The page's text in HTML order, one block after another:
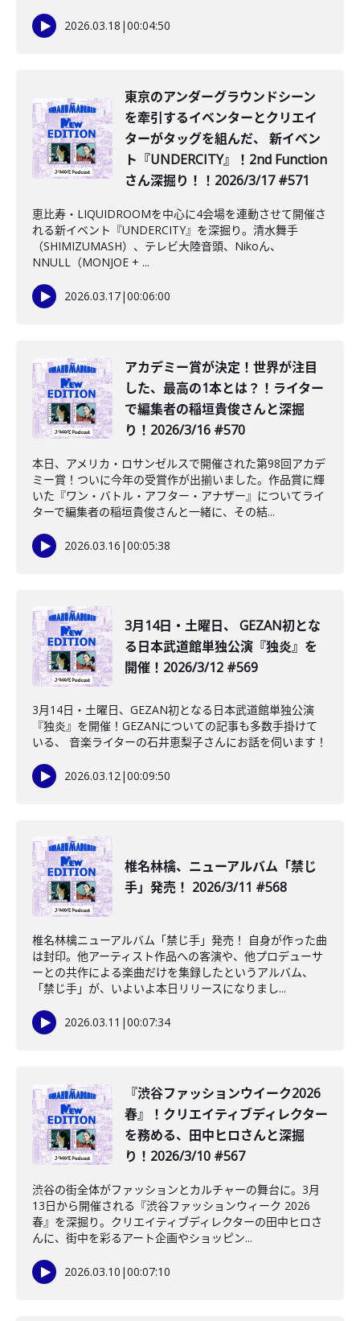
2026.03.18 |00:04:50
東京のアンダーグラウンドシーン
を牽引するイベンターとクリエイ
ターがタッグを組んだ、 新イベン
ト『UNDERCITY』！2nd Function
さん深掘り！！2026/3/17 #571
恵比寿・LIQUIDROOMを中心に4会場を連動させて開催さ
れる新イベント『UNDERCITY』を深掘り。清水舞手
（SHIMIZUMASH）、テレビ大陸音頭、Nikoん、
NNULL（MONJOE + ...
2026.03.17|00:06:00
️アカデミー賞が決定！世界が注目
した、最高の1本とは？！ライター
で編集者の稲垣貴俊さんと深掘
り！2026/3/16 #570
本日、アメリカ・ロサンゼルスで開催された第98回アカデ
ミー賞！ついに今年の受賞作が出揃いました。作品賞に輝
いた『ワン・バトル・アフター・アナザー』についてライ
ターで編集者の稲垣貴俊さんと一緒に、その結...
2026.03.16 |00:05:38
3月14日・土曜日、 GEZAN初とな
る日本武道館単独公演『独炎』を
開催！2026/3/12 #569
3月14日・土曜日、GEZAN初となる日本武道館単独公演
『独炎』を開催！GEZANについての記事も多数手掛けて
いる、 音楽ライターの石井恵梨子さんにお話を伺います！
2026.03.12|00:09:50
椎名林檎、ニューアルバム「禁じ
手」発売！ 2026/3/11 #568
椎名林檎ニューアルバム「禁じ手」発売！ 自身が作った曲
は封印。他アーティスト作品への客演や、他プロデューサ
ーとの共作による楽曲だけを集録したというアルバム、
「禁じ手」が、いよいよ本日リリースになりまし...
2026.03.11 |00:07:34
『渋谷ファッションウイーク2026
春』！クリエイティブディレクター
を務める、田中ヒロさんと深掘
り！2026/3/10 #567
渋谷の街全体がファッションとカルチャーの舞台に。3月
13日から開催される『渋谷ファッションウィーク 2026
春』を深掘り。クリエイティブディレクターの田中ヒロさ
んに、街中を彩るアート企画やショッピン...
2026.03.10 |00:07:10